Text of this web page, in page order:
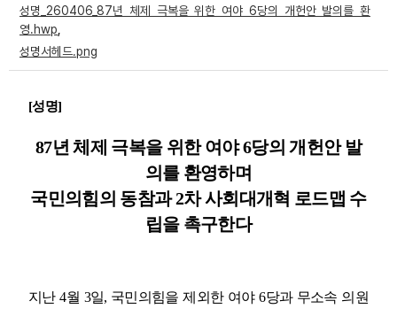
성명_260406_87년 체제 극복을 위한 여야 6당의 개헌안 발의를 환
영.hwp
성명서헤드.png
[성명]
87년 체제 극복을 위한 여야6당의 개헌안 발
의를 환영하며
국민의힘의 동참과2차 사회대개혁 로드맵 수
립을 촉구한다
지난4월 3일, 국민의힘을 제외한 여야6당과 무소속 의원
자료
부설기관
업무